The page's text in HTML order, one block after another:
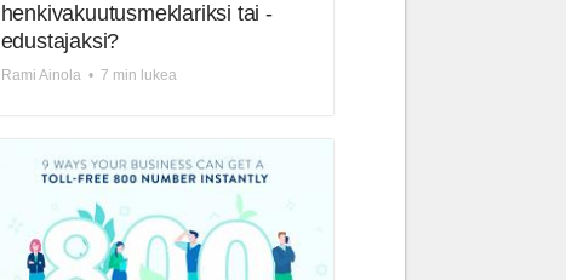
henkivakuutusmeklariksi tai -
edustajaksi?
Rami Ainola • 7 min lukea